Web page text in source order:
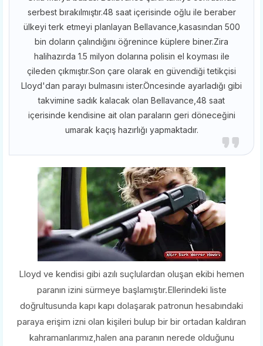
serbest bırakılmıştır.48 saat içerisinde oğlu ile beraber
ülkeyi terk etmeyi planlayan Bellavance,kasasından 500
bin doların çalındığını öğrenince küplere biner.Zira
halihazırda 1.5 milyon dolarına polisin el koyması ile
çileden çıkmıştır.Son çare olarak en güvendiği tetikçisi
Lloyd'dan parayı bulmasını ister.Öncesinde ayarladığı gibi
takvimine sadık kalacak olan Bellavance,48 saat
içerisinde kendisine ait olan paraların geri döneceğini
umarak kaçış hazırlığı yapmaktadır.
Lloyd ve kendisi gibi azılı suçlulardan oluşan ekibi hemen
paranın izini sürmeye başlamıştır.Ellerindeki liste
doğrultusunda kapı kapı dolaşarak patronun hesabındaki
paraya erişim izni olan kişileri bulup bir bir ortadan kaldıran
kahramanlarımız,halen ana paranın nerede olduğunu